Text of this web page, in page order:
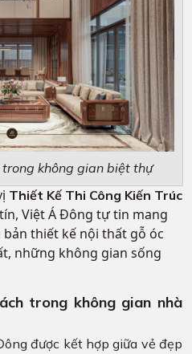
không gian biệt thự
Thiết Kế Thi Công Kiến Trúc
Việt Á Đông tự tin mang
thiết kế nội thất gỗ óc
những không gian sống
trong không gian nhà
được kết hợp giữa vẻ đẹp